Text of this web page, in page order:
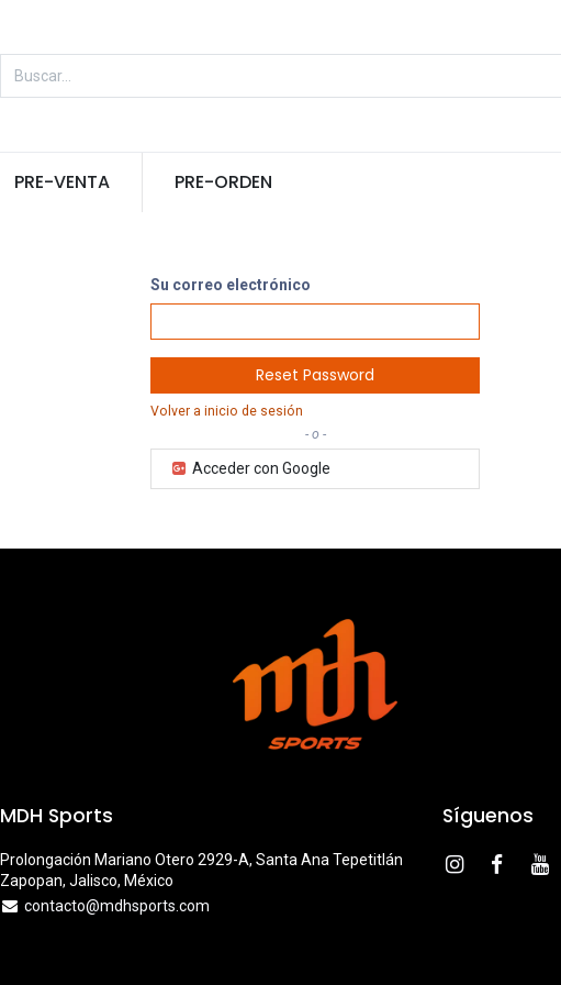
PRE-VENTA PRE-ORDEN
Su correo electrónico
Reset Password
Volver a inicio de sesión
- o -
Acceder con Google
MDH Sports
Prolongación Mariano Otero 2929-A, Santa Ana Tepetitlán
Zapopan, Jalisco, México
contacto@mdhsports.com
Síguenos